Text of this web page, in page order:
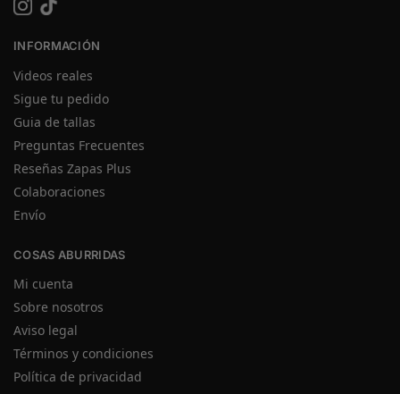
INFORMACIÓN
Videos reales
Sigue tu pedido
Guia de tallas
Preguntas Frecuentes
Reseñas Zapas Plus
Colaboraciones
Envío
COSAS ABURRIDAS
Mi cuenta
Sobre nosotros
Aviso legal
Términos y condiciones
Política de privacidad